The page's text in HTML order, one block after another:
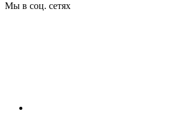
Мы в соц. сетях